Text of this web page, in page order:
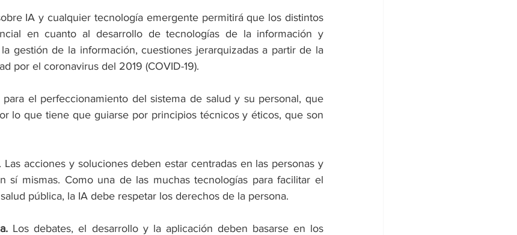
IA y cualquier tecnología emergente permitirá que los distintos
en cuanto al desarrollo de tecnologías de la información y
gestión de la información, cuestiones jerarquizadas a partir de la
por el coronavirus del 2019 (COVID-19).
el perfeccionamiento del sistema de salud y su personal, que
lo que tiene que guiarse por principios técnicos y éticos, que son
Las acciones y soluciones deben estar centradas en las personas y
sí mismas. Como una de las muchas tecnologías para facilitar el
pública, la IA debe respetar los derechos de la persona.
Los debates, el desarrollo y la aplicación deben basarse en los